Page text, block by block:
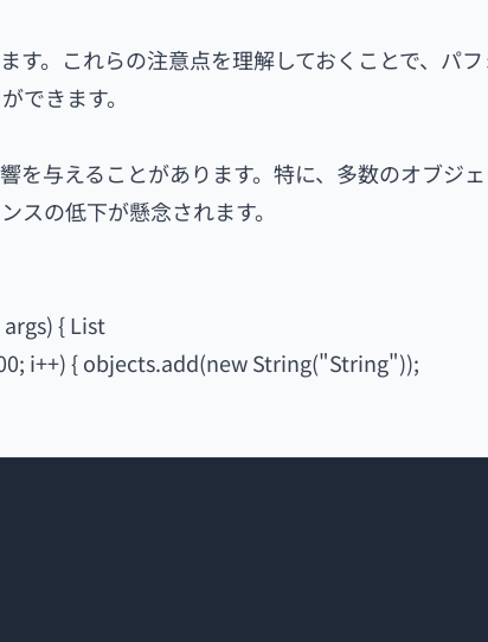
。これらの注意点を理解しておくことで、パ
できます。
与えることがあります。特に、多数のオブジ
スの低下が懸念されます。
{ List
i++) { objects.add(new String("String"));